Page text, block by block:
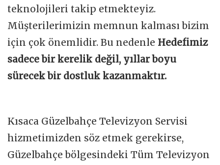
teknolojileri takip etmekteyiz.
Müşterilerimizin memnun kalması bizim
için çok önemlidir. Bu nedenle Hedefimiz
sadece bir kerelik değil, yıllar boyu
sürecek bir dostluk kazanmaktır.
Kısaca Güzelbahçe Televizyon Servisi
hizmetimizden söz etmek gerekirse,
Güzelbahçe bölgesindeki Tüm Televizyon